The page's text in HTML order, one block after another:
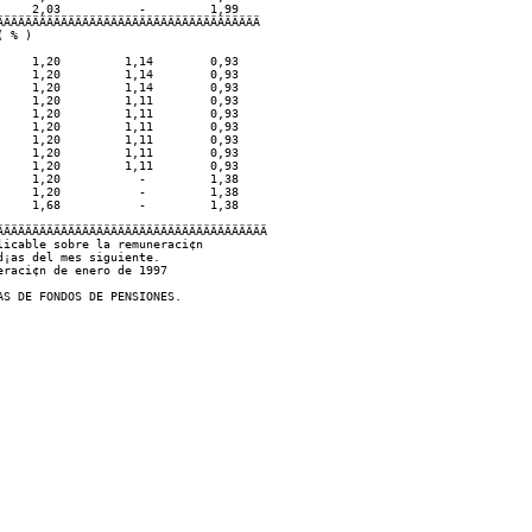
2,03           -         1,99
% )
1,20         1,14        0,93
1,20         1,14        0,93
1,20         1,14        0,93
1,20         1,11        0,93
1,20         1,11        0,93
1,20         1,11        0,93
1,20         1,11        0,93
1,20         1,11        0,93
1,20         1,11        0,93
1,20           -         1,38
1,20           -         1,38
1,68           -         1,38
sobre la remuneraci¢n
del mes siguiente.
de enero de 1997